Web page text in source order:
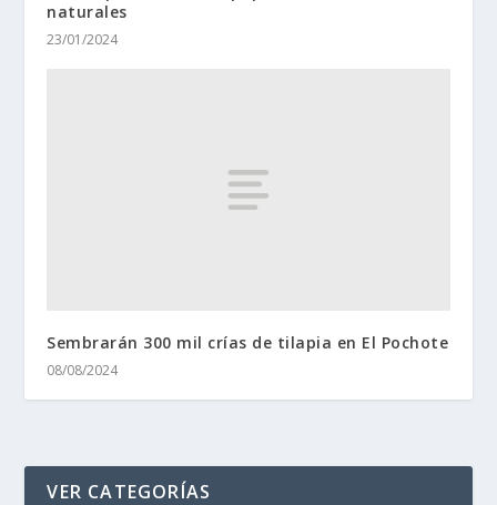
naturales
23/01/2024
Sembrarán 300 mil crías de tilapia en El Pochote
08/08/2024
VER CATEGORÍAS